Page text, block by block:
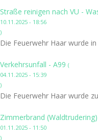
Straße reinigen nach VU -
10.11.2025 - 18:56
)
Die Feuerwehr Haar wurde
Verkehrsunfall - A99 (
04.11.2025 - 15:39
)
Die Feuerwehr Haar wurde
Zimmerbrand (Waldtrudering)
01.11.2025 - 11:50
)